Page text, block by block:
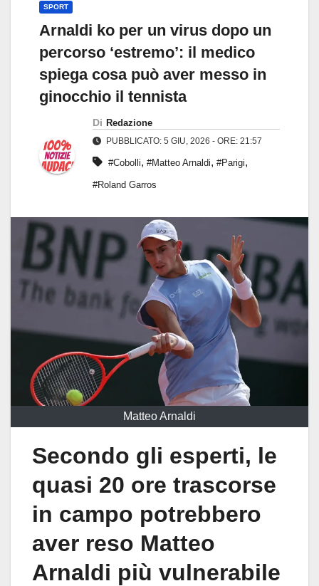
SPORT
Arnaldi ko per un virus dopo un
percorso ‘estremo’: il medico
spiega cosa può aver messo in
ginocchio il tennista
Di Redazione
PUBBLICATO: 5 GIU, 2026 - ORE: 21:57
#Cobolli, #Matteo Arnaldi, #Parigi,
#Roland Garros
Matteo Arnaldi
Secondo gli esperti, le
quasi 20 ore trascorse
in campo potrebbero
aver reso Matteo
Arnaldi più vulnerabile